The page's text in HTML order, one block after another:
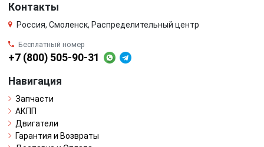
Контакты
Россия, Смоленск, Распределительный центр
Бесплатный номер
+7 (800) 505-90-31
Навигация
Запчасти
АКПП
Двигатели
Гарантия и Возвраты